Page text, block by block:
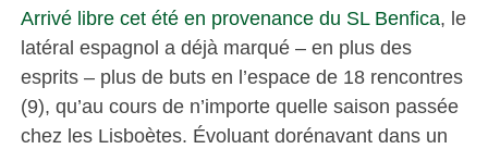
Arrivé libre cet été en provenance du SL Benfica, le
latéral espagnol a déjà marqué – en plus des
esprits – plus de buts en l’espace de 18 rencontres
(9), qu’au cours de n’importe quelle saison passée
chez les Lisboètes. Évoluant dorénavant dans un